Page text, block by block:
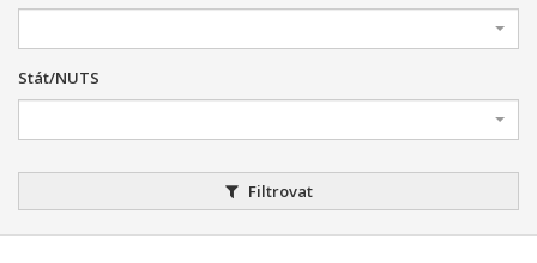
Stát/NUTS
Filtrovat